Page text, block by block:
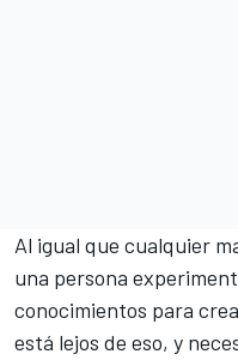
Al igual que cualquier
una persona
conocimientos para
está lejos de eso, y